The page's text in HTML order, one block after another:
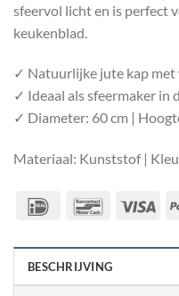
sfeervol licht en is perfect
keukenblad.
✓ Natuurlijke jute kap
✓ Ideaal als sfeermaker in
✓ Diameter: 60 cm |
Materiaal: Kunststof |
IDeal Bancontact
BESCHRIJVING